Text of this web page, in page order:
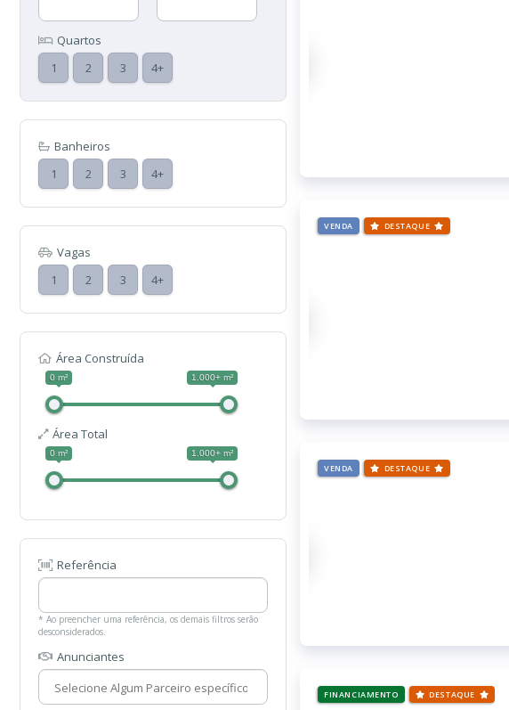
Quartos
1
2 3 4+
Banheiros
1
2 3 4+
Vagas
1
2 3 4+
Área Construída
0 m² 1.000+ m²
Área Total
0 m² 1.000+ m²
Referência
* Ao preencher uma referência, os demais filtros serão
desconsiderados.
Anunciantes
VENDA DESTAQUE
VENDA DESTAQUE
FINANCIAMENTO DESTAQUE